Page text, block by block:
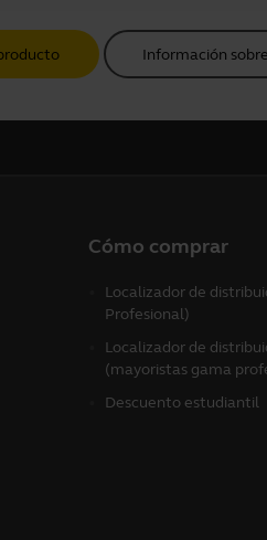
Información
Cómo comprar
Localizador de
Profesional)
Localizador de
(mayoristas gama
Descuento estudiantil